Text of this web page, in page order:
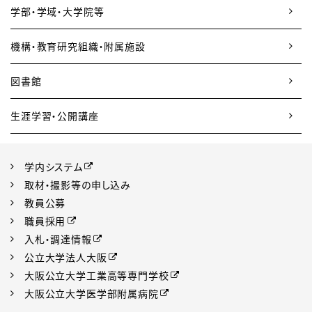
学部・学域・大学院等
機構・教育研究組織・附属施設
図書館
生涯学習・公開講座
学内システム
取材・撮影等の申し込み
教員公募
職員採用
入札・調達情報
公立大学法人大阪
大阪公立大学工業高等専門学校
大阪公立大学医学部附属病院